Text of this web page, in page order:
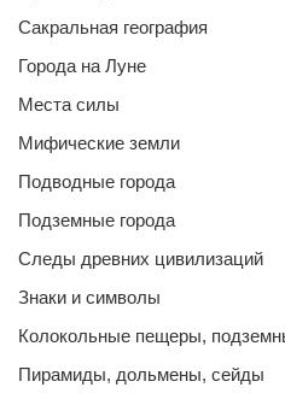
Сакральная география
Города на Луне
Места силы
Мифические земли
Подводные города
Подземные города
Следы древних цивилизаций
Знаки и символы
Колокольные пещеры,
Пирамиды, дольмены, сейды